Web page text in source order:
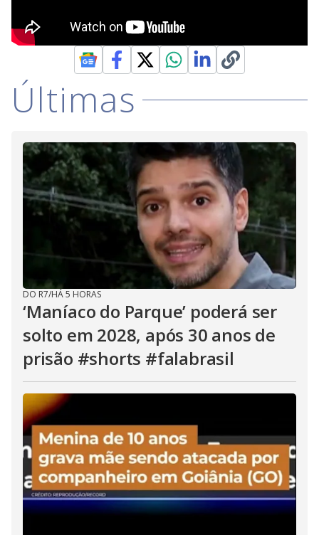
Últimas
DO R7/HÁ 5 HORAS
‘Maníaco do Parque’ poderá ser
solto em 2028, após 30 anos de
prisão #shorts #falabrasil